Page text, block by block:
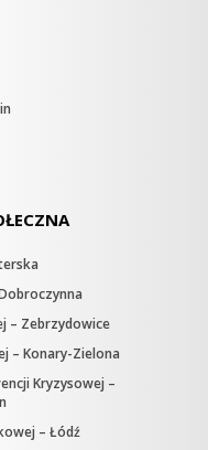
– Zebrzydowice
– Konary-Zielona
Kryzysowej –
– Łódź